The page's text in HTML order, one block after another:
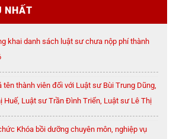
NHẤT
khai danh sách luật sư chưa nộp phí thành
tên thành viên đối với Luật sư Bùi Trung Dũng,
Huế, Luật sư Trần Đình Triển, Luật sư Lê Thị
Khóa bồi dưỡng chuyên môn, nghiệp vụ